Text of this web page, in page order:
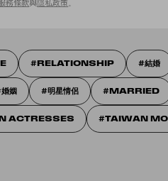
RELATIONSHIP 結婚
婚姻 明星情侶 MARRIED
ACTRESSES TAIWAN